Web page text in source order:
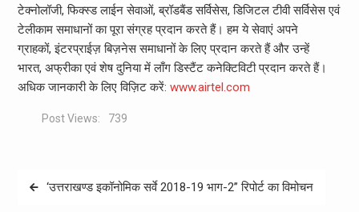
टेक्नोलॉजी, फिक्स्ड लाईन सेवाओं, ब्रॉडबैंड सर्विसेस, डिजिटल टीवी सर्विसेस एवं
टेलीकाम समाधानों का पूरा संग्रह प्रदान करते हैं। हम ये सेवाएं अपने
ग्राहकों, इंटरप्राईज़ बिज़नेस समाधानों के लिए प्रदान करते हैं और उन्हें
भारत, अफ्रीका एवं शेष दुनिया में लाँग डिस्टैंट कनेक्टिविटी प्रदान करते हैं।
अधिक जानकारी के लिए विज़िट करें: www.airtel.com
Post Views: 739
Post‘उत्तराखण्ड इकॉनोमिक सर्वे 2018-19 भाग-2’’ रिपोर्ट का विमोचन